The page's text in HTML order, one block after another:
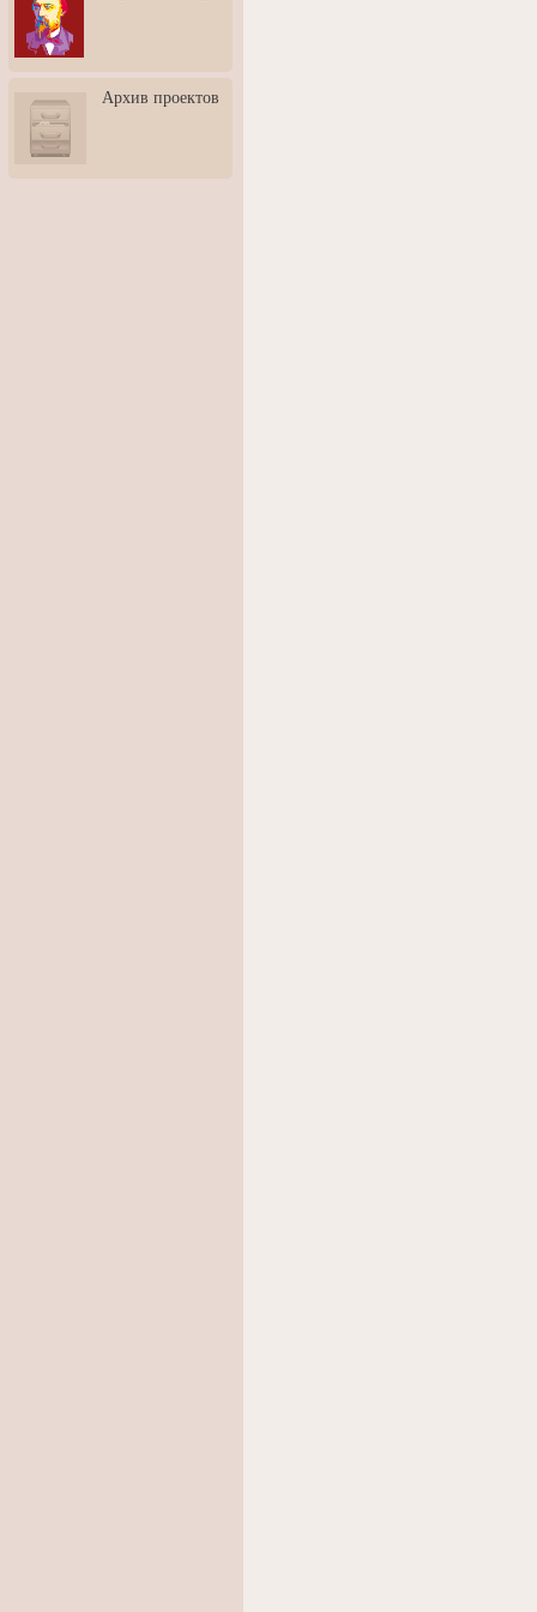
3: Обусловленности
человека и их влияние на
карьеру
скульптором Дмитрием
Тугариновым
АртБульвар в День города
Архив проектов